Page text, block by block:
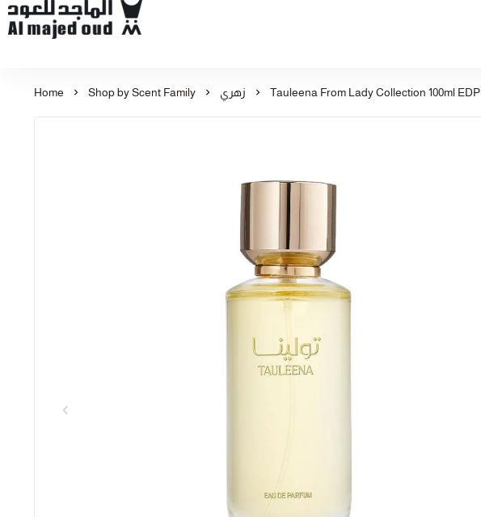
Al Majed for Oud: Finest Oud & Perfume Products
Home Shop by Scent Family زهري Tauleena From Lady Collection 100ml EDP